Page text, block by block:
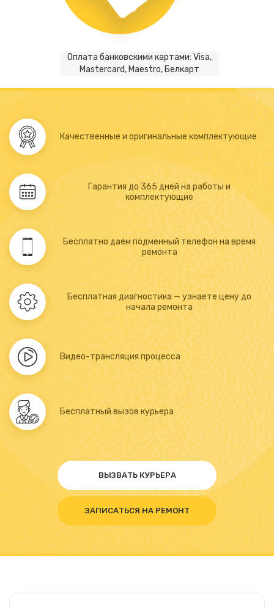
Оплата банковскими картами: Visa,
Mastercard, Maestro, Белкарт
Качественные и оригинальные комплектующие
Гарантия до 365 дней на работы и
комплектующие
Бесплатно даём подменный телефон на время
ремонта
Бесплатная диагностика — узнаете цену до
начала ремонта
Видео-трансляция процесса
Бесплатный вызов курьера
ВЫЗВАТЬ КУРЬЕРА
ЗАПИСАТЬСЯ НА РЕМОНТ